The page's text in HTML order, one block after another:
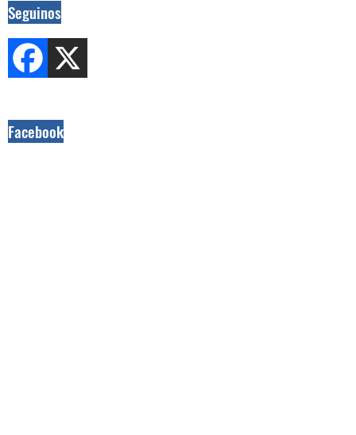
Seguinos
Facebook